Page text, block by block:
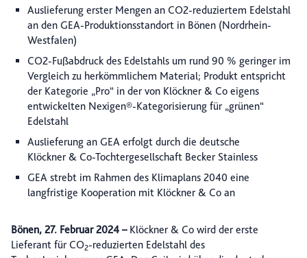
Auslieferung erster Mengen an CO2-reduziertem Edelstahl
an den GEA-Produktionsstandort in Bönen (Nordrhein-
Westfalen)
CO2-Fußabdruck des Edelstahls um rund 90 % geringer im
Vergleich zu herkömmlichem Material; Produkt entspricht
der Kategorie „Pro“ in der von Klöckner & Co eigens
entwickelten Nexigen®-Kategorisierung für „grünen“
Edelstahl
Auslieferung an GEA erfolgt durch die deutsche
Klöckner & Co-Tochtergesellschaft Becker Stainless
GEA strebt im Rahmen des Klimaplans 2040 eine
langfristige Kooperation mit Klöckner & Co an
Bönen, 27. Februar 2024 –Klöckner & Co wird der erste
Lieferant für CO2-reduzierten Edelstahl des